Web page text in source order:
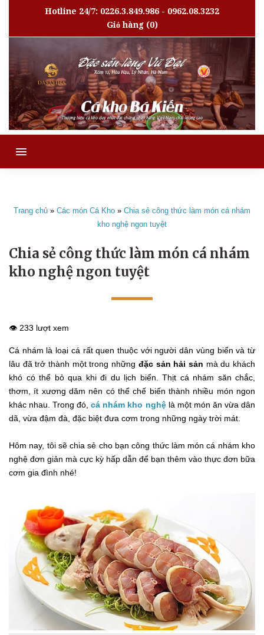
Hotline 24/7: 0226.3.849.986 - 0962.08.3232
Giỏ hàng(0)
MENU
Trang chủ » Các món Cá Kho » Chia sẻ công thức làm món cá nhám
kho nghệ ngon tuyệt
Chia sẻ công thức làm món cá nhám
kho nghệ ngon tuyệt
👁️ 233 lượt xem
Cá nhám là loại cá rất quen thuộc với người dân vùng biển và từ
lâu đã trở thành một trong những đặc sản hải sản mà du khách
khó có thể bỏ qua khi đi du lịch biển. Thịt cá nhám săn chắc,
thơm, ít xương dăm nên có thể chế biến thành nhiều món ngon
khác nhau. Trong đó,cá nhám kho nghệlà một món ăn vừa dân
dã, vừa đậm đà, đặc biệt đưa cơm trong những ngày trời mát.
Hôm nay, tôi sẽ chia sẻ cho bạn công thức làm món cá nhám kho
nghệ đơn giản mà cực kỳ hấp dẫn để bạn thêm vào thực đơn bữa
cơm gia đình nhé!